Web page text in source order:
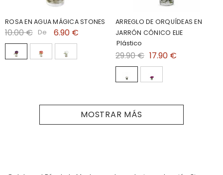
ROSA EN AGUA MÁGICA STONES
10.00 € De 6.90 €
ARREGLO DE ORQUÍDEAS EN
JARRÓN CÓNICO ELIE
Plástico
29.90 € 17.90 €
MOSTRAR MÁS